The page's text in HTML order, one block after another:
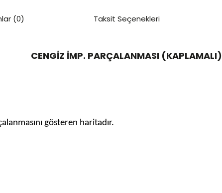
(0) Taksit Seçenekleri
CENGİZ İMP. PARÇALANMASI (KAPLAMALI)
gösteren haritadır.